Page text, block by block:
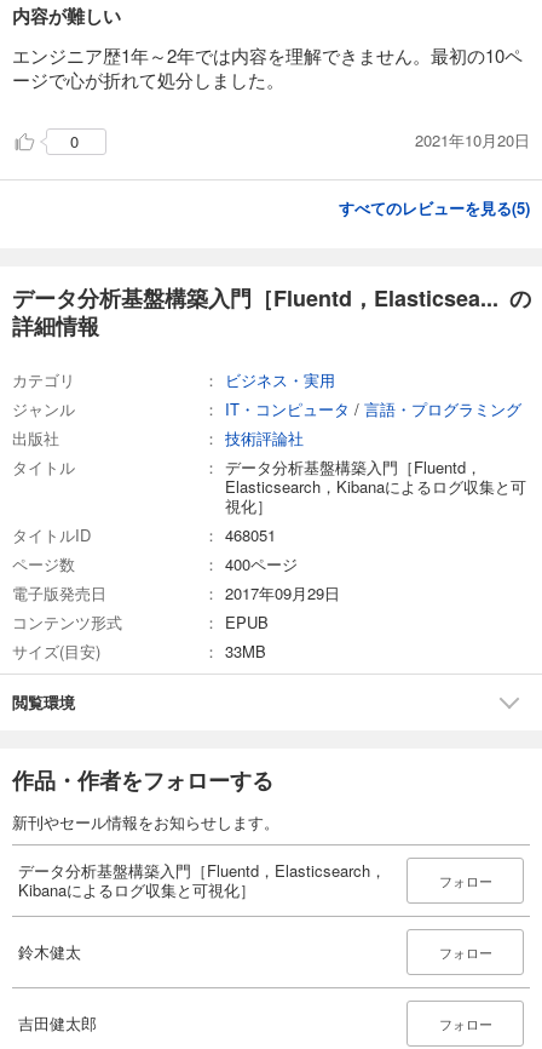
内容が難しい
エンジニア歴1年～2年では内容を理解できません。最初の10ペ
ージで心が折れて処分しました。
0 2021年10月20日
すべてのレビューを見る(5)
データ分析基盤構築入門［Fluentd，Elasticsea... の
詳細情報
カテゴリ
ビジネス・実用
ジャンル
IT・コンピュータ / 言語・プログラミング
出版社
技術評論社
タイトル
データ分析基盤構築入門［Fluentd，
Elasticsearch，Kibanaによるログ収集と可
視化］
タイトルID
468051
ページ数
400ページ
電子版発売日
2017年09月29日
コンテンツ形式
EPUB
サイズ(目安)
33MB
閲覧環境
作品・作者をフォローする
新刊やセール情報をお知らせします。
データ分析基盤構築入門［Fluentd，Elasticsearch，
Kibanaによるログ収集と可視化］
フォロー
鈴木健太 フォロー
吉田健太郎 フォロー